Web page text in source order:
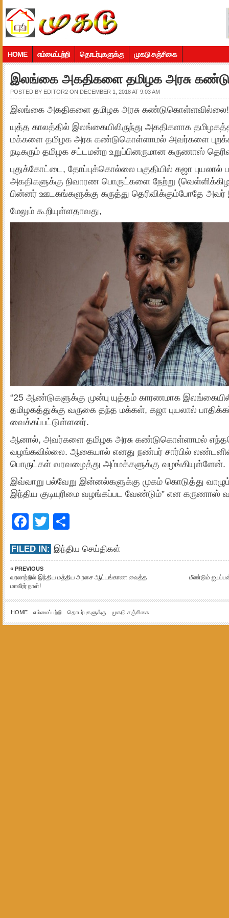
HOME எம்மைப்பற்றி தொடர்புகளுக்கு முகடு சஞ்சிகை
இலங்கை அகதிகளை தமிழக அரசு
POSTED BY EDITOR2 ON DECEMBER 1, 2018 AT 9:03 AM
இலங்கை அகதிகளை தமிழக அரசு கண்டுகொள்ளவில்லை!
யுத்த காலத்தில் இலங்கையிலிருந்து அகதிகளாக
மக்களை தமிழக அரசு கண்டுகொள்ளாமல் அவர்களை
நடிகரும் தமிழக சட்டமன்ற உறுப்பினருமான கருணாஸ்
புதுக்கோட்டை, தோப்புக்கொல்லை பகுதியில் கஜா
அகதிகளுக்கு நிவாரண பொருட்களை நேற்று
பின்னர் ஊடகங்களுக்கு கருத்து தெரிவிக்கும்போதே அவர்
மேலும் கூறியுள்ளதாவது,
“25 ஆண்டுகளுக்கு முன்பு யுத்தம் காரணமாக
தமிழகத்துக்கு வருகை தந்த மக்கள், கஜா புயலால்
வைக்கப்பட்டுள்ளனர்.
ஆனால், அவர்களை தமிழக அரசு கண்டுகொள்ளாமல்
வழங்கவில்லை. ஆகையால் எனது நண்பர் சார்பில்
பொருட்கள் வரவழைத்து அம்மக்களுக்கு வழங்கியுள்ளேன்.
இவ்வாறு பல்வேறு இன்னல்களுக்கு முகம் கொடுத்து
இந்திய குடியுரிமை வழங்கப்பட வேண்டும்” என கருணாஸ்
Facebook
Twitter
FILED IN: இந்திய செய்திகள்
« PREVIOUS
வரலாற்றில் இந்திய மத்திய அரசை ஆட்டங்காண வைத்த
மாவீரர் நாள்!
மீண்டும்
HOME எம்மைப்பற்றி தொடர்புகளுக்கு முகடு சஞ்சிகை